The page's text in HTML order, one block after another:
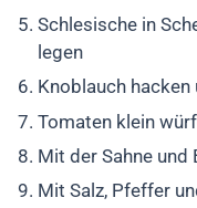
Schlesische in
legen
Knoblauch hacken
Tomaten klein
Mit der Sahne und
Mit Salz, Pfeffer